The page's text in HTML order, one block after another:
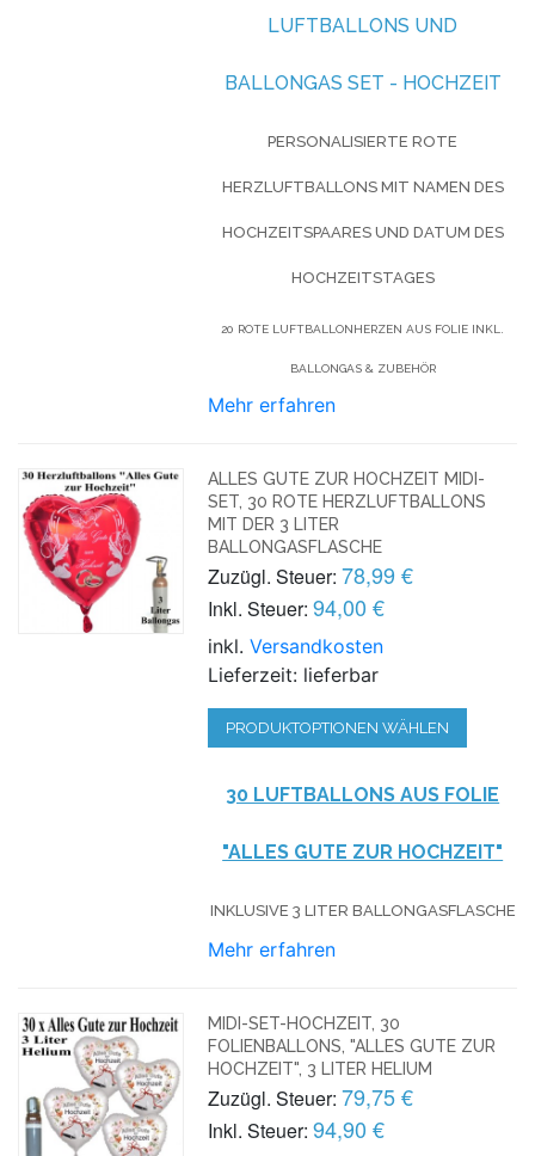
LUFTBALLONS UND
BALLONGAS SET - HOCHZEIT
PERSONALISIERTE ROTE
HERZLUFTBALLONS MIT NAMEN DES
HOCHZEITSPAARES UND DATUM DES
HOCHZEITSTAGES
20 ROTE LUFTBALLONHERZEN AUS FOLIE INKL.
BALLONGAS & ZUBEHÖR
Mehr erfahren
ALLES GUTE ZUR HOCHZEIT MIDI-
SET, 30 ROTE HERZLUFTBALLONS
MIT DER 3 LITER
BALLONGASFLASCHE
Zuzügl. Steuer: 78,99 €
Inkl. Steuer: 94,00 €
inkl.Versandkosten
Lieferzeit: lieferbar
PRODUKTOPTIONEN WÄHLEN
30 LUFTBALLONS AUS FOLIE
"ALLES GUTE ZUR HOCHZEIT"
INKLUSIVE 3 LITER BALLONGASFLASCHE
Mehr erfahren
MIDI-SET-HOCHZEIT, 30
FOLIENBALLONS, "ALLES GUTE ZUR
HOCHZEIT", 3 LITER HELIUM
Zuzügl. Steuer: 79,75 €
Inkl. Steuer: 94,90 €